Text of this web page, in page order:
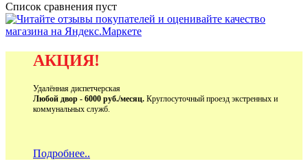
Список сравнения пуст
АКЦИЯ!
Удалённая диспетчерская
Любой двор - 6000 руб./месяц. Круглосуточный проезд экстренных и
коммунальных служб.
Подробнее..